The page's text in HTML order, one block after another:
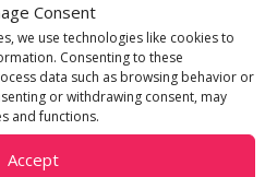
Consent
we use technologies like cookies to
Consenting to these
data such as browsing behavior or
or withdrawing consent, may
and functions.
Accept
pour l’Esplanade de Pont-
center de Genève.
votre immeuble ou louer
?
commercial@m-